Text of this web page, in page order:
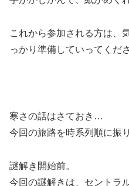
これから参加される方は、
っかり準備していってくだ
寒さの話はさておき…
今回の旅路を時系列順に振
謎解き開始前。
今回の謎解きは、セントラ